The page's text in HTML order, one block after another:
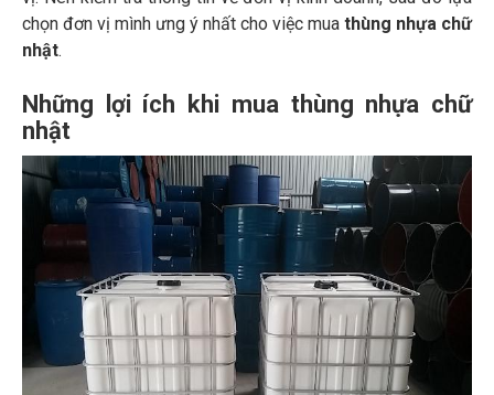
chọn đơn vị mình ưng ý nhất cho việc mua thùng nhựa chữ
nhật.
Những lợi ích khi mua thùng nhựa chữ
nhật